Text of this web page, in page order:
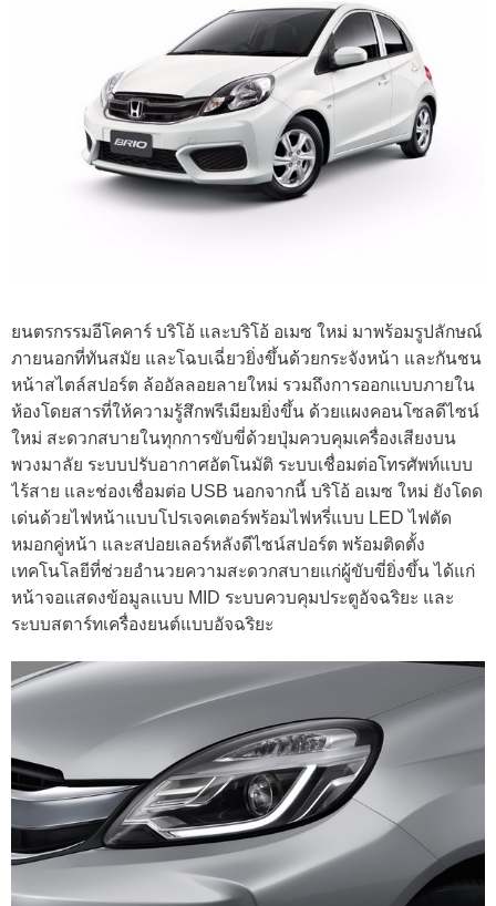
ยนตรกรรมอีโคคาร์ บริโอ้ และบริโอ้ อเมซ ใหม่ มาพร้อมรูปลักษณ์
ภายนอกที่ทันสมัย และโฉบเฉี่ยวยิ่งขึ้นด้วยกระจังหน้า และกันชน
หน้าสไตล์สปอร์ต ล้ออัลลอยลายใหม่ รวมถึงการออกแบบภายใน
ห้องโดยสารที่ให้ความรู้สึกพรีเมียมยิ่งขึ้น ด้วยแผงคอนโซลดีไซน์
ใหม่ สะดวกสบายในทุกการขับขี่ด้วยปุ่มควบคุมเครื่องเสียงบน
พวงมาลัย ระบบปรับอากาศอัตโนมัติ ระบบเชื่อมต่อโทรศัพท์แบบ
ไร้สาย และช่องเชื่อมต่อ USB นอกจากนี้ บริโอ้ อเมซ ใหม่ ยังโดด
เด่นด้วยไฟหน้าแบบโปรเจคเตอร์พร้อมไฟหรี่แบบ LED ไฟตัด
หมอกคู่หน้า และสปอยเลอร์หลังดีไซน์สปอร์ต พร้อมติดตั้ง
เทคโนโลยีที่ช่วยอำนวยความสะดวกสบายแก่ผู้ขับขี่ยิ่งขึ้น ได้แก่
หน้าจอแสดงข้อมูลแบบ MID ระบบควบคุมประตูอัจฉริยะ และ
ระบบสตาร์ทเครื่องยนต์แบบอัจฉริยะ